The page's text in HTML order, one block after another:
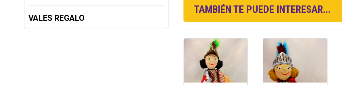
VALES REGALO
TAMBIÉN TE PUEDE INTERESAR...